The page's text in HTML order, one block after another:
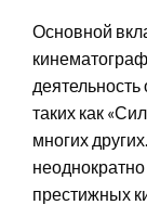
Основной
таких как
многих
престижных